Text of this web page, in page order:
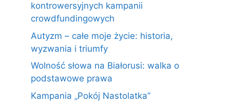
kontrowersyjnych kampanii
crowdfundingowych
Autyzm – całe moje życie: historia,
wyzwania i triumfy
Wolność słowa na Białorusi: walka o
podstawowe prawa
Kampania „Pokój Nastolatka”